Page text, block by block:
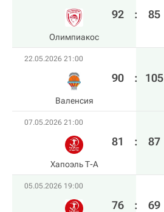
Олимпиакос
92 : 85
22.05.2026 21:00
Валенсия
90 : 105
07.05.2026 21:00
Хапоэль Т-А
81 : 87
05.05.2026 19:00
76 : 69